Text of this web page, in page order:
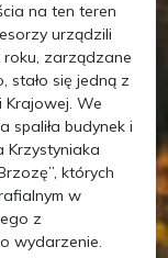
na ten teren
urządzili
roku, zarządzane
stało się jedną z
We
spaliła budynek i
Krzystyniaka
których
w
z
wydarzenie.